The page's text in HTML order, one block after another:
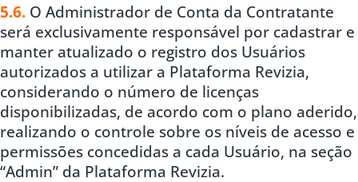
5.6. O Administrador de Conta da Contratante
será exclusivamente responsável por cadastrar e
manter atualizado o registro dos Usuários
autorizados a utilizar a Plataforma Revizia,
considerando o número de licenças
disponibilizadas, de acordo com o plano aderido,
realizando o controle sobre os níveis de acesso e
permissões concedidas a cada Usuário, na seção
“Admin” da Plataforma Revizia.